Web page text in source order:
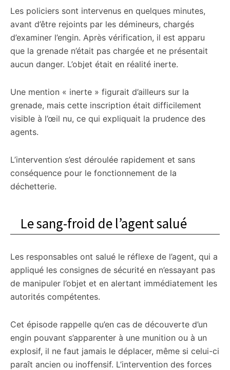
Les policiers sont intervenus en quelques minutes,
avant d’être rejoints par les démineurs, chargés
d’examiner l’engin. Après vérification, il est apparu
que la grenade n’était pas chargée et ne présentait
aucun danger. L’objet était en réalité inerte.
Une mention « inerte » figurait d’ailleurs sur la
grenade, mais cette inscription était difficilement
visible à l’œil nu, ce qui expliquait la prudence des
agents.
L’intervention s’est déroulée rapidement et sans
conséquence pour le fonctionnement de la
déchetterie.
Le sang-froid de l’agent salué
Les responsables ont salué le réflexe de l’agent, qui a
appliqué les consignes de sécurité en n’essayant pas
de manipuler l’objet et en alertant immédiatement les
autorités compétentes.
Cet épisode rappelle qu’en cas de découverte d’un
engin pouvant s’apparenter à une munition ou à un
explosif, il ne faut jamais le déplacer, même si celui-ci
paraît ancien ou inoffensif. L’intervention des forces